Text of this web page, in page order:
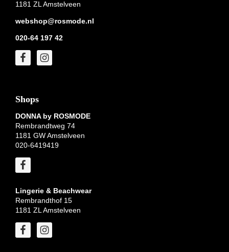
1181 ZL Amstelveen
webshop@rosmode.nl
020-64 197 42
Shops
DONNA by ROSMODE
Rembrandtweg 74
1181 GW Amstelveen
020-6419419
Lingerie & Beachwear
Rembrandthof 15
1181 ZL Amstelveen